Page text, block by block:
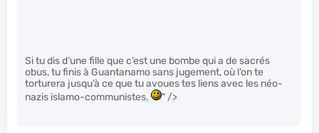
Si tu dis d’une fille que c’est une bombe qui a de sacrés
obus, tu finis à Guantanamo sans jugement, où l’on te
torturera jusqu’à ce que tu avoues tes liens avec les néo-
nazis islamo-communistes.
" />